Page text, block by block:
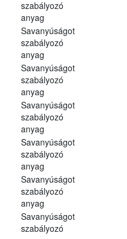
szabályozó
anyag
Savanyúságot
szabályozó
anyag
Savanyúságot
szabályozó
anyag
Savanyúságot
szabályozó
anyag
Savanyúságot
szabályozó
anyag
Savanyúságot
szabályozó
anyag
Savanyúságot
szabályozó